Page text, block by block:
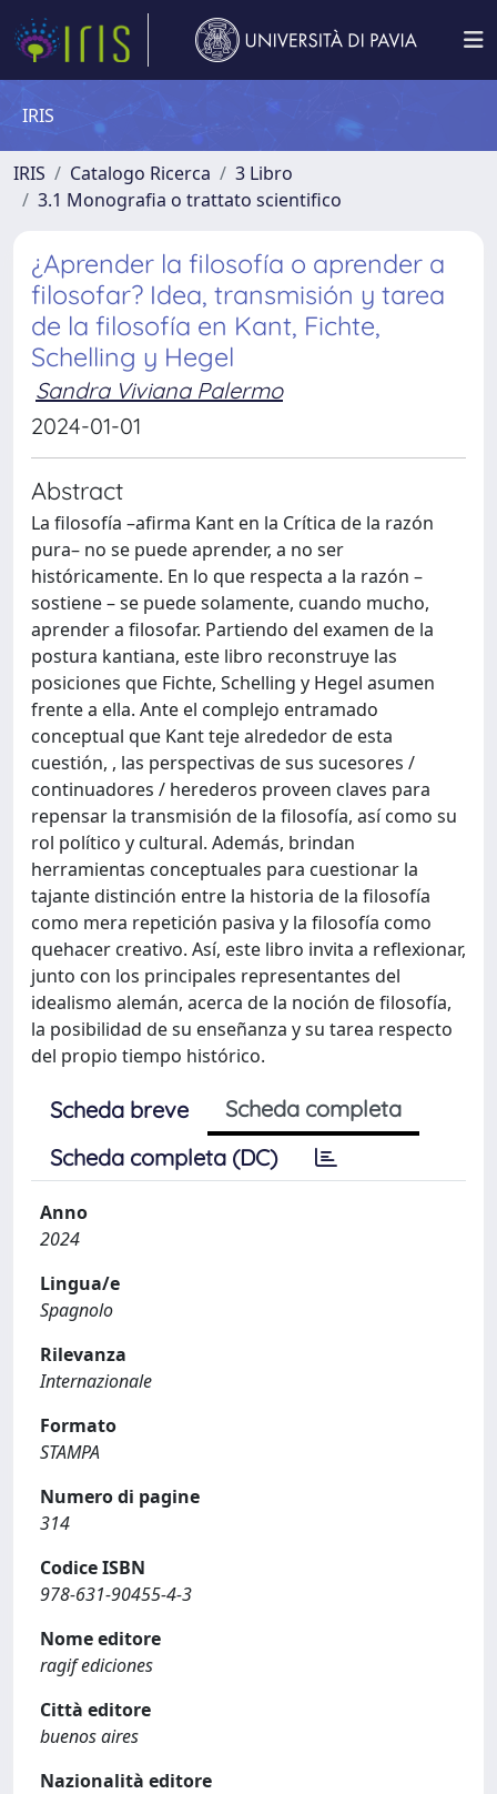
IRIS
IRIS Catalogo Ricerca
3 Libro
3.1 Monografia o trattato scientifico
¿Aprender la filosofía o aprender a
filosofar? Idea, transmisión y tarea
de la filosofía en Kant, Fichte,
Schelling y Hegel
Sandra Viviana Palermo
2024-01-01
Abstract
La filosofía –afirma Kant en la Crítica de la razón
pura– no se puede aprender, a no ser
históricamente. En lo que respecta a la razón –
sostiene – se puede solamente, cuando mucho,
aprender a filosofar. Partiendo del examen de la
postura kantiana, este libro reconstruye las
posiciones que Fichte, Schelling y Hegel asumen
frente a ella. Ante el complejo entramado
conceptual que Kant teje alrededor de esta
cuestión, , las perspectivas de sus sucesores /
continuadores / herederos proveen claves para
repensar la transmisión de la filosofía, así como su
rol político y cultural. Además, brindan
herramientas conceptuales para cuestionar la
tajante distinción entre la historia de la filosofía
como mera repetición pasiva y la filosofía como
quehacer creativo. Así, este libro invita a reflexionar,
junto con los principales representantes del
idealismo alemán, acerca de la noción de filosofía,
la posibilidad de su enseñanza y su tarea respecto
del propio tiempo histórico.
Scheda breve
Scheda completa
Scheda completa (DC)
Anno
2024
Lingua/e
Spagnolo
Rilevanza
Internazionale
Formato
STAMPA
Numero di pagine
314
Codice ISBN
978-631-90455-4-3
Nome editore
ragif ediciones
Città editore
buenos aires
Nazionalità editore